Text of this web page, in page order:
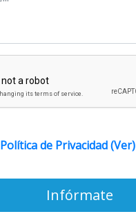
Política de Privacidad (Ver)
Infórmate